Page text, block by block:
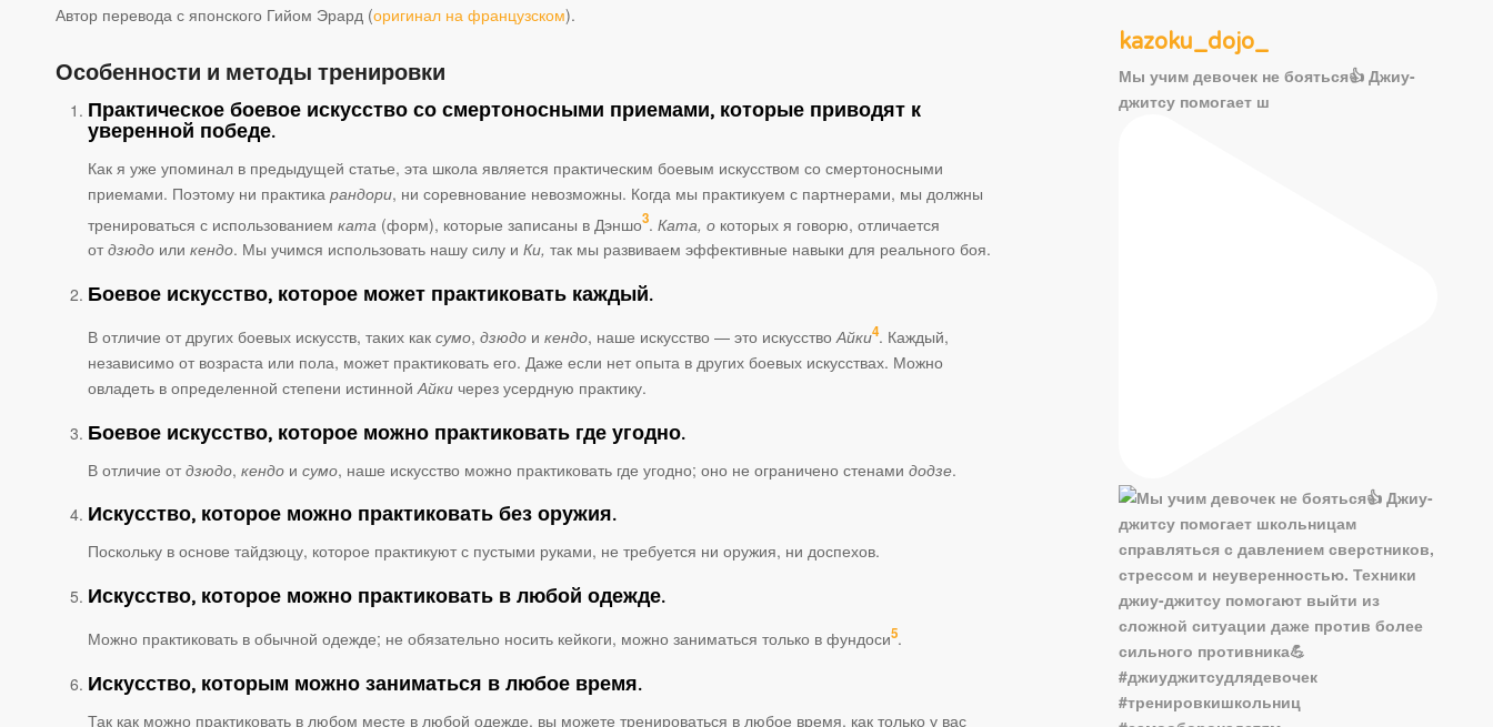
Автор перевода с японского Гийом Эрард (оригинал на французском).
Особенности и методы тренировки
Практическое боевое искусство со смертоносными приемами, которые приводят к
уверенной победе.
Как я уже упоминал в предыдущей статье, эта школа является практическим боевым искусством со смертоносными
приемами. Поэтому ни практика рандори, ни соревнование невозможны. Когда мы практикуем с партнерами, мы должны
тренироваться с использованием ката (форм), которые записаны в Дэншо3. Ката, о которых я говорю, отличается
от дзюдо или кендо. Мы учимся использовать нашу силу и Ки, так мы развиваем эффективные навыки для реального боя.
Боевое искусство, которое может практиковать каждый.
В отличие от других боевых искусств, таких как сумо, дзюдо и кендо, наше искусство — это искусство Айки4. Каждый,
независимо от возраста или пола, может практиковать его. Даже если нет опыта в других боевых искусствах. Можно
овладеть в определенной степени истинной Айки через усердную практику.
Боевое искусство, которое можно практиковать где угодно.
В отличие от дзюдо, кендо и сумо, наше искусство можно практиковать где угодно; оно не ограничено стенами додзе.
Искусство, которое можно практиковать без оружия.
Поскольку в основе тайдзюцу, которое практикуют с пустыми руками, не требуется ни оружия, ни доспехов.
Искусство, которое можно практиковать в любой одежде.
Можно практиковать в обычной одежде; не обязательно носить кейкоги, можно заниматься только в фундоси5.
Искусство, которым можно заниматься в любое время.
Так как можно практиковать в любом месте в любой одежде, вы можете тренироваться в любое время, как только у вас
kazoku_dojo_
Мы учим девочек не бояться👍 Джиу-
джитсу помогает ш